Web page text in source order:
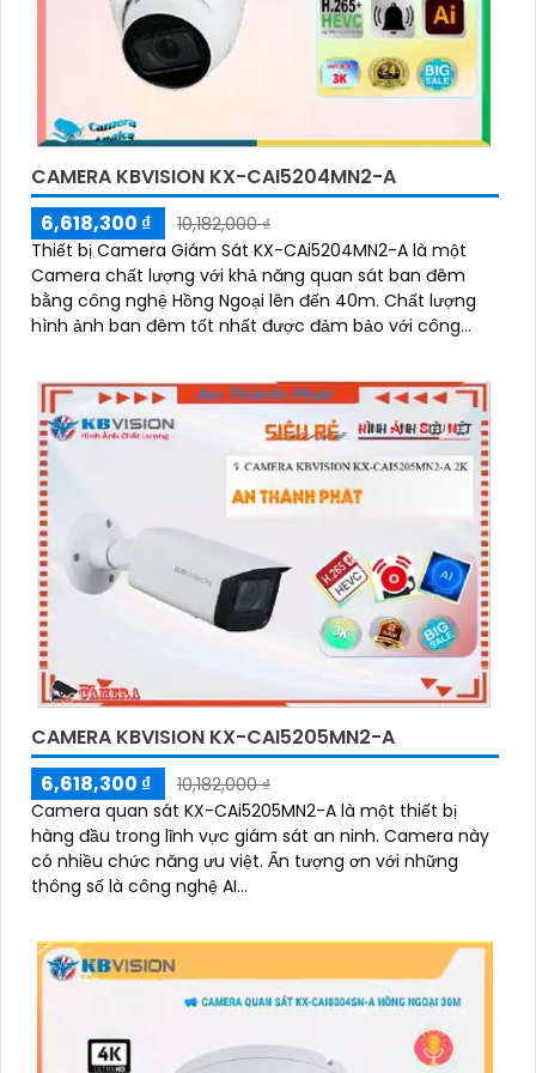
CAMERA KBVISION KX-CAI5204MN2-A
6,618,300 ₫
10,182,000 ₫
Thiết bị Camera Giám Sát KX-CAi5204MN2-A là một
Camera chất lượng với khả năng quan sát ban đêm
bằng công nghệ Hồng Ngoại lên đến 40m. Chất lượng
hình ảnh ban đêm tốt nhất được đảm bảo với công
CAMERA KBVISION KX-CAI5205MN2-A
6,618,300 ₫
10,182,000 ₫
Camera quan sát KX-CAi5205MN2-A là một thiết bị
hàng đầu trong lĩnh vực giám sát an ninh. Camera này
có nhiều chức năng ưu việt. Ấn tượng ơn với những
thông số là công nghệ AI...